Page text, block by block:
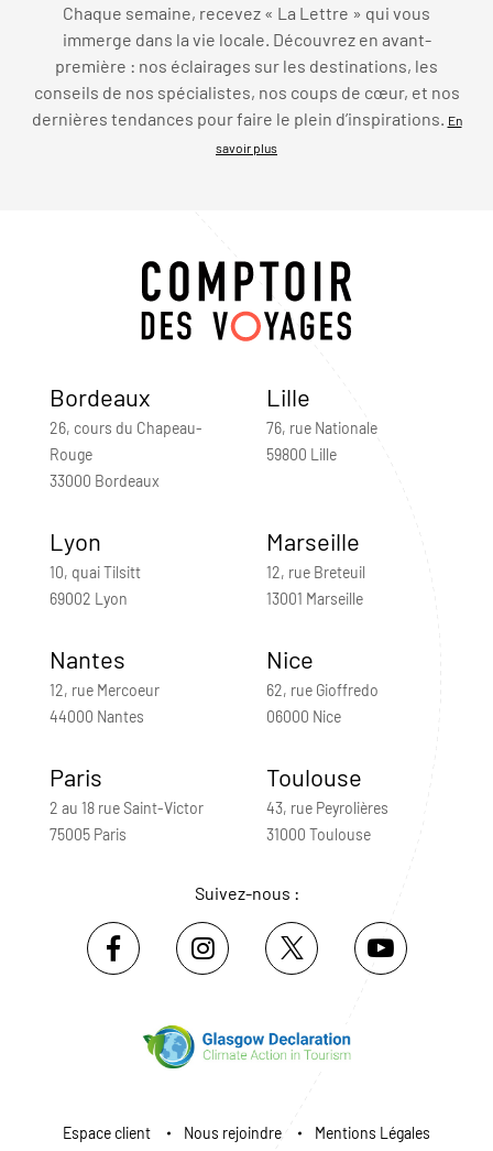
Chaque semaine, recevez « La Lettre » qui vous
immerge dans la vie locale. Découvrez en avant-
première : nos éclairages sur les destinations, les
conseils de nos spécialistes, nos coups de cœur, et nos
dernières tendances pour faire le plein d’inspirations. En
savoir plus
Bordeaux
26, cours du Chapeau-
Rouge
33000 Bordeaux
Lille
76, rue Nationale
59800 Lille
Lyon
10, quai Tilsitt
69002 Lyon
Marseille
12, rue Breteuil
13001 Marseille
Nantes
12, rue Mercoeur
44000 Nantes
Nice
62, rue Gioffredo
06000 Nice
Paris
2 au 18 rue Saint-Victor
75005 Paris
Toulouse
43, rue Peyrolières
31000 Toulouse
Suivez-nous :
Espace client Nous rejoindre
Mentions Légales